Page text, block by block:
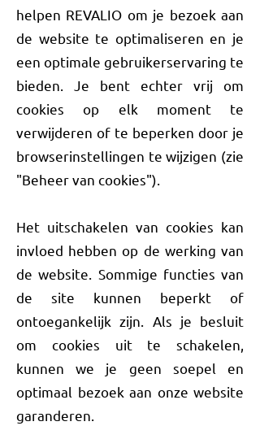
helpen REVALIO om je bezoek aan
de website te optimaliseren en je
een optimale gebruikerservaring te
bieden. Je bent echter vrij om
cookies op elk moment te
verwijderen of te beperken door je
browserinstellingen te wijzigen (zie
"Beheer van cookies").
Het uitschakelen van cookies kan
invloed hebben op de werking van
de website. Sommige functies van
de site kunnen beperkt of
ontoegankelijk zijn. Als je besluit
om cookies uit te schakelen,
kunnen we je geen soepel en
optimaal bezoek aan onze website
garanderen.